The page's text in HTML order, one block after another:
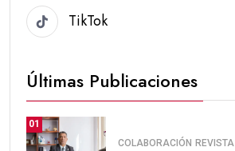
TikTok
Últimas Publicaciones
01
COLABORACIÓN REVISTA